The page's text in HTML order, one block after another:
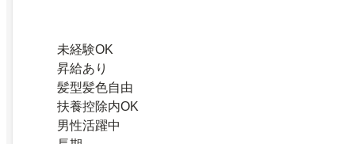
未経験OK
昇給あり
髪型髪色自由
扶養控除内OK
男性活躍中